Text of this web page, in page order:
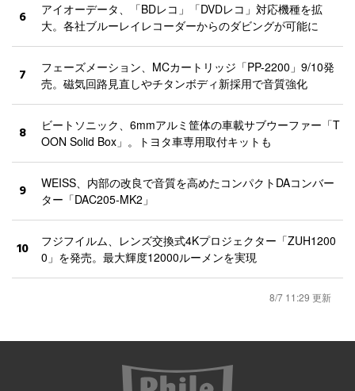
6
アイオーデータ、「BDレコ」「DVDレコ」対応機種を拡
大。各社ブルーレイレコーダーからのダビングが可能に
7
フェーズメーション、MCカートリッジ「PP-2200」9/10発
売。磁気回路見直しやチタンボディ新採用で音質強化
8
ビートソニック、6mmアルミ筐体の車載サブウーファー「T
OON Solid Box」。トヨタ車専用取付キットも
9
WEISS、内部の改良で音質を高めたコンパクトDAコンバー
ター「DAC205-MK2」
10
フジフイルム、レンズ交換式4Kプロジェクター「ZUH1200
0」を発売。最大輝度12000ルーメンを実現
8/7 11:29 更新